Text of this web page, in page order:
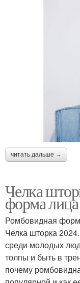
читать дальше →
Челка
форма
Ромбовидная
Челка шторка
среди молодых
толпы и быть в
почему